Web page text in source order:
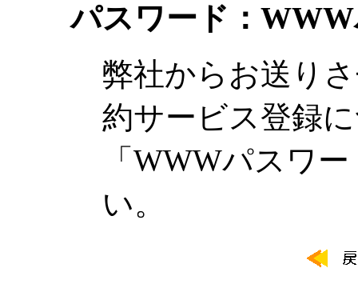
パスワード：
弊社からお送り
約サービス登録
「WWWパスワ
い。